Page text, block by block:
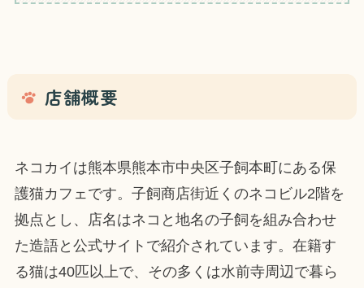
店舗概要
ネコカイは熊本県熊本市中央区子飼本町にある保
護猫カフェです。子飼商店街近くのネコビル2階を
拠点とし、店名はネコと地名の子飼を組み合わせ
た造語と公式サイトで紹介されています。在籍す
る猫は40匹以上で、その多くは水前寺周辺で暮ら